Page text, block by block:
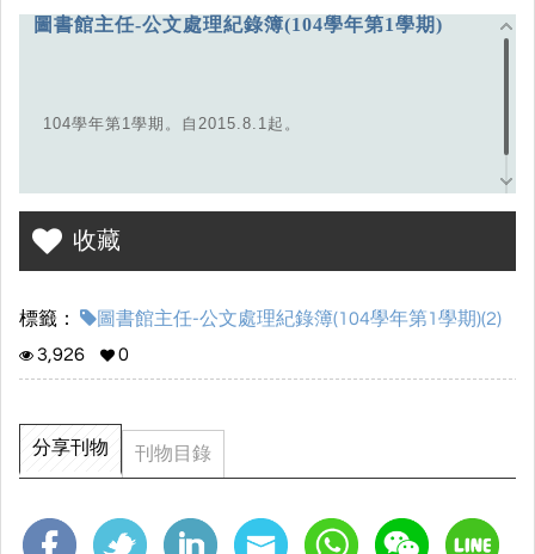
圖書館主任-公文處理紀錄簿(104學年第1學期)
104學年第1學期。自2015.8.1起。
收藏
標籤：
圖書館主任-公文處理紀錄簿(104學年第1學期)(2)
3,926
0
分享刊物 刊物目錄